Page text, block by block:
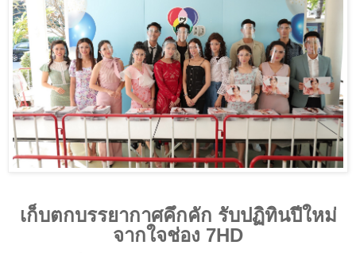
เก็บตกบรรยากาศคึกคัก รับปฏิทินปีใหม่
จากใจช่อง 7HD